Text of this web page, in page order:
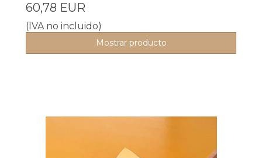
60,78 EUR
(IVA no incluido)
Mostrar producto